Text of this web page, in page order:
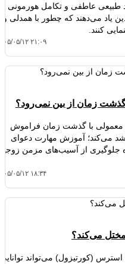
طبیعی عاطفی و تکامل هورمونی
یاد می‌دهند که چطور با همدلی و
کنند.
۱۴۰۵/۰۵/۱۲
گذشت زمان از بین نمی‌رود؟
معمولی با گذشت زمان فراموش
می‌کند؛ آموزش مهارت دعوای
جلوگیری از آسیب‌های مزمن
۱۴۰۵/۰۵/۱۲
می‌کند؟
(کورتیزول) می‌تواند توانایی